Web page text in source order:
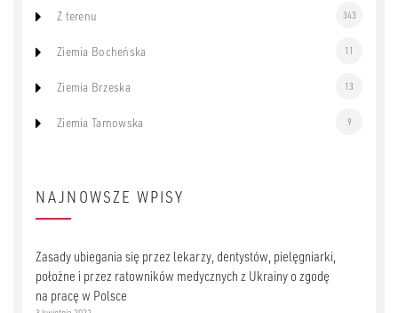
Z terenu 343
Ziemia Bocheńska 11
Ziemia Brzeska 13
Ziemia Tarnowska 9
NAJNOWSZE WPISY
Zasady ubiegania się przez lekarzy, dentystów, pielęgniarki,
położne i przez ratowników medycznych z Ukrainy o zgodę
na pracę w Polsce